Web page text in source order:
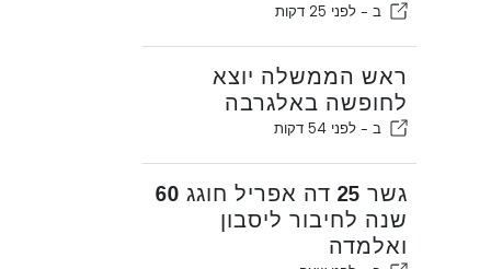
ב - לפני 25 דקות
ראש הממשלה יוצא
לחופשה באלגרבה
ב - לפני 54 דקות
גשר 25 דה אפריל חוגג 60
שנה לחיבור ליסבון
ואלמדה